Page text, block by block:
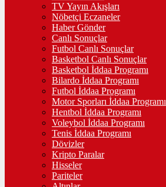
TV Yayın Akışları
Nöbetçi Eczaneler
Haber Gönder
Canlı Sonuçlar
Futbol Canlı Sonuçlar
Basketbol Canlı Sonuçlar
Basketbol İddaa Programı
Bilardo İddaa Programı
Futbol İddaa Programı
Motor Sporları İddaa Programı
Hentbol İddaa Programı
Voleybol İddaa Programı
Tenis İddaa Programı
Dövizler
Kripto Paralar
Hisseler
Pariteler